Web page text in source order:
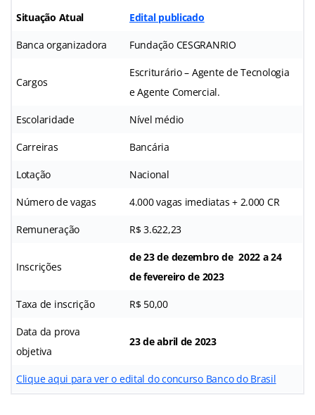
Situação Atual Edital publicado
Banca organizadora Fundação CESGRANRIO
Cargos
Escriturário – Agente de Tecnologia
e Agente Comercial.
Escolaridade Nível médio
Carreiras Bancária
Lotação Nacional
Número de vagas 4.000 vagas imediatas + 2.000 CR
Remuneração R$ 3.622,23
Inscrições
de 23 de dezembro de 2022 a 24
de fevereiro de 2023
Taxa de inscrição R$ 50,00
Data da prova
objetiva
23 de abril de 2023
Clique aqui para ver o edital do concurso Banco do Brasil